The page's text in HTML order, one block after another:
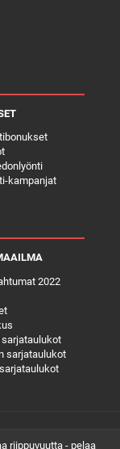
kampanjat
2022
sarjataulukot
riippuvuutta - pelaa